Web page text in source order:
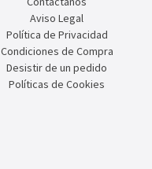
Aviso Legal
Política de Privacidad
Condiciones de Compra
Desistir de un pedido
Políticas de Cookies